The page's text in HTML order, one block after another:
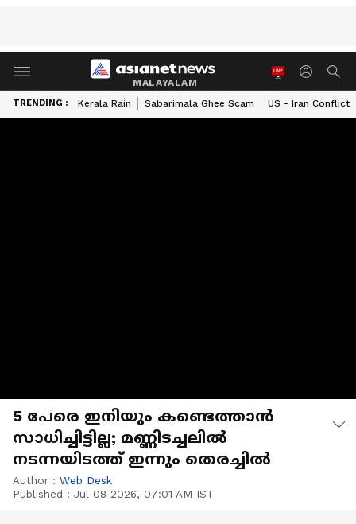
MALAYALAM
TRENDING : Kerala Rain Sabarimala Ghee Scam US - Iran Conflict
5 പേരെ ഇനിയും കണ്ടെത്താൻ
സാധിച്ചിട്ടില്ല; മണ്ണിടച്ചലിൽ
നടന്നയിടത്ത് ഇന്നും തെരച്ചിൽ
Author : Web Desk
Published : Jul 08 2026, 07:01 AM IST